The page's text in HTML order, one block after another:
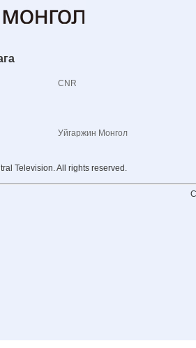
CNR
Уйгаржин Монгол
Television. All rights reserved.